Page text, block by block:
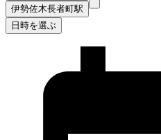
伊勢佐木長者町駅
日時を選ぶ